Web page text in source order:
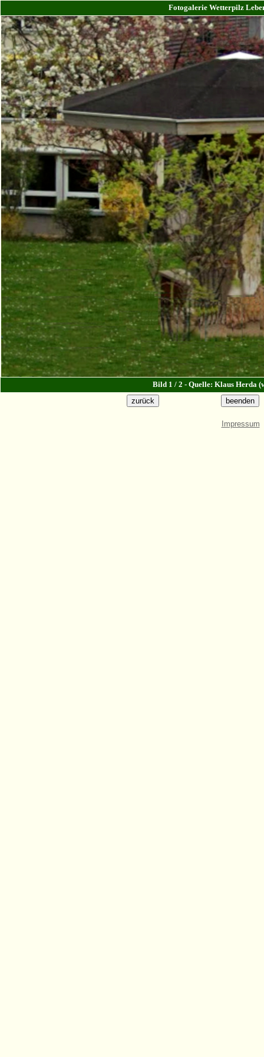
Fotogalerie Wetterpilz
Bild 1 / 2 - Quelle: Klaus Herda
Impressum